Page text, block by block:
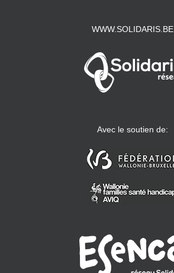
WWW.SOLIDARIS.BE
Avec le soutien de: